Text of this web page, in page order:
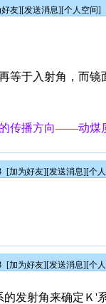
友][发送消息][个人空间]
等于入射角，而
传播方向——动煤
[加为好友][发送消息][个
[加为好友][发送消息][个
发射角来确定Ｋ'